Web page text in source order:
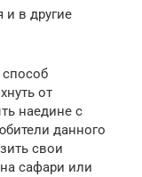
в другие
от
наедине с
данного
свои
сафари или